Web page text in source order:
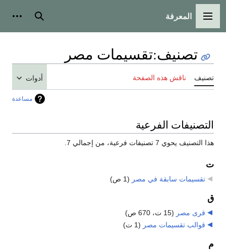
القائمة الرئيسية
المعرفة بحث
تصنيف:تقسيمات مصر
تصنيف ناقش هذه الصفحة أدوات
مساعدة
التصنيفات الفرعية
هذا التصنيف يحوي 7 تصنيفات فرعية، من إجمالي 7.
ت
تقسيمات سابقة في مصر (1 ص)
ق
قرى مصر (15 ت، 670 ص)
قوالب تقسيمات مصر (1 ت)
م